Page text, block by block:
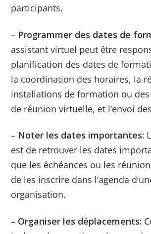
participants.
– Programmer des dates de
assistant virtuel peut être
planification des dates de
la coordination des horaires, la
installations de formation ou
de réunion virtuelle, et l’envoi
– Noter les dates importantes:
est de retrouver les dates
que les échéances ou les
de les inscrire dans l’agenda
organisation.
– Organiser les déplacements: